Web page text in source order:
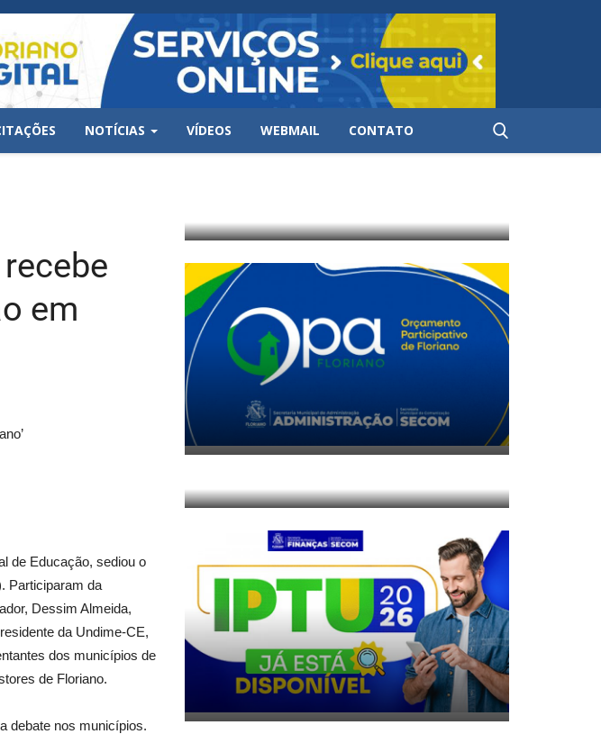
NOTÍCIAS VÍDEOS WEBMAIL CONTATO
em
de Educação, sediou o
Participaram da
Dessim Almeida,
da Undime-CE,
dos municípios de
de Floriano.
debate nos municípios.